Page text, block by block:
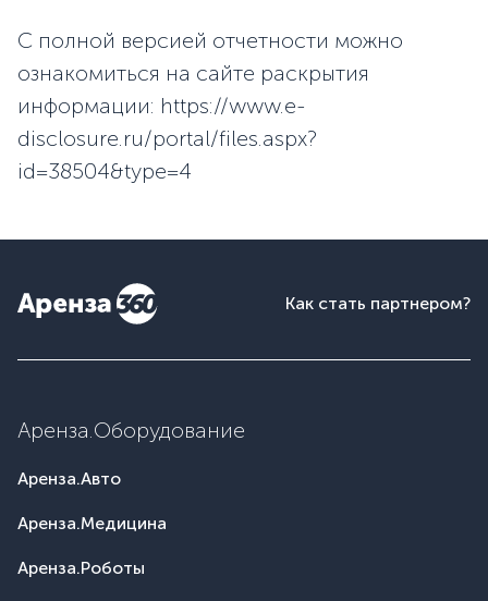
С полной версией отчетности можно
ознакомиться на сайте раскрытия
информации: https://www.e-
disclosure.ru/portal/files.aspx?
id=38504&type=4
Как стать партнером?
Аренза.Оборудование
Аренза.Авто
Аренза.Медицина
Аренза.Роботы